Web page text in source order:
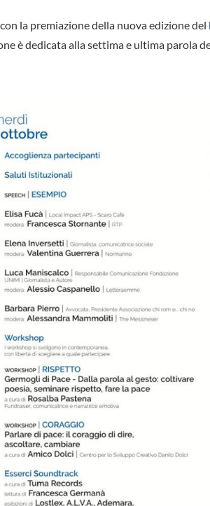
con la premiazione della nuova edizione del
è dedicata alla settima e ultima parola